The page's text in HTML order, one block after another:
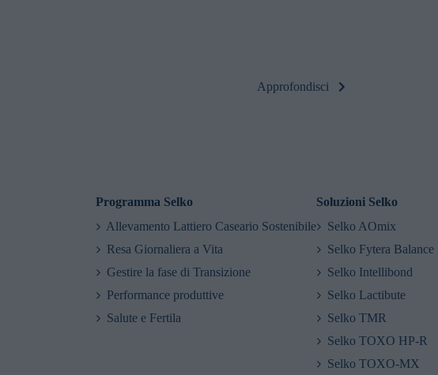
Approfondisci
Programma Selko
Allevamento Lattiero Caseario Sostenibile
Resa Giornaliera a Vita
Gestire la fase di Transizione
Performance produttive
Salute e Fertila
Soluzioni Selko
Selko AOmix
Selko Fytera Balance
Selko Intellibond
Selko Lactibute
Selko TMR
Selko TOXO HP-R
Selko TOXO-MX